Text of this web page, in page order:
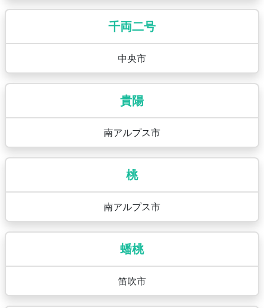
千両二号
中央市
貴陽
南アルプス市
桃
南アルプス市
蟠桃
笛吹市